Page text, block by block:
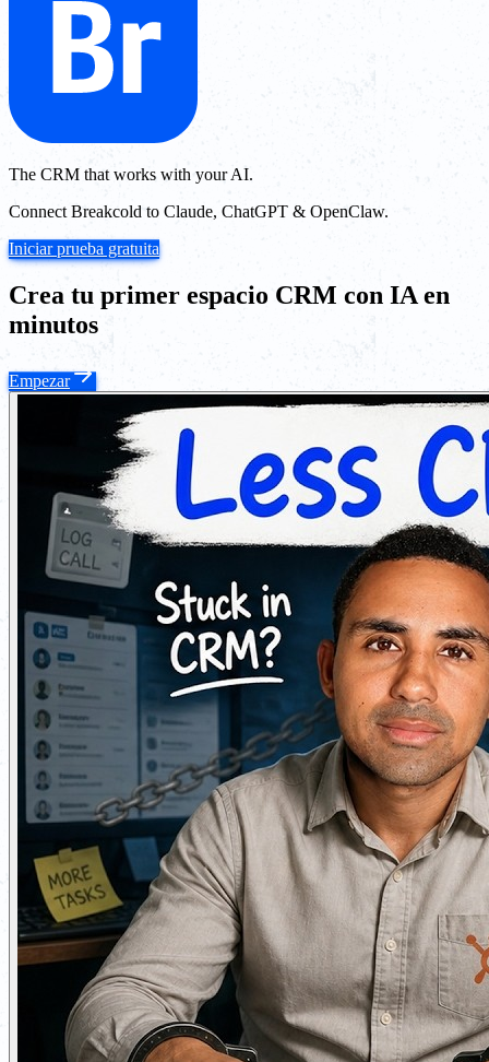
The CRM that works with your AI.
Connect Breakcold to Claude, ChatGPT & OpenClaw.
Iniciar prueba gratuita
Crea tu primer espacio CRM con IA en
minutos
Empezar